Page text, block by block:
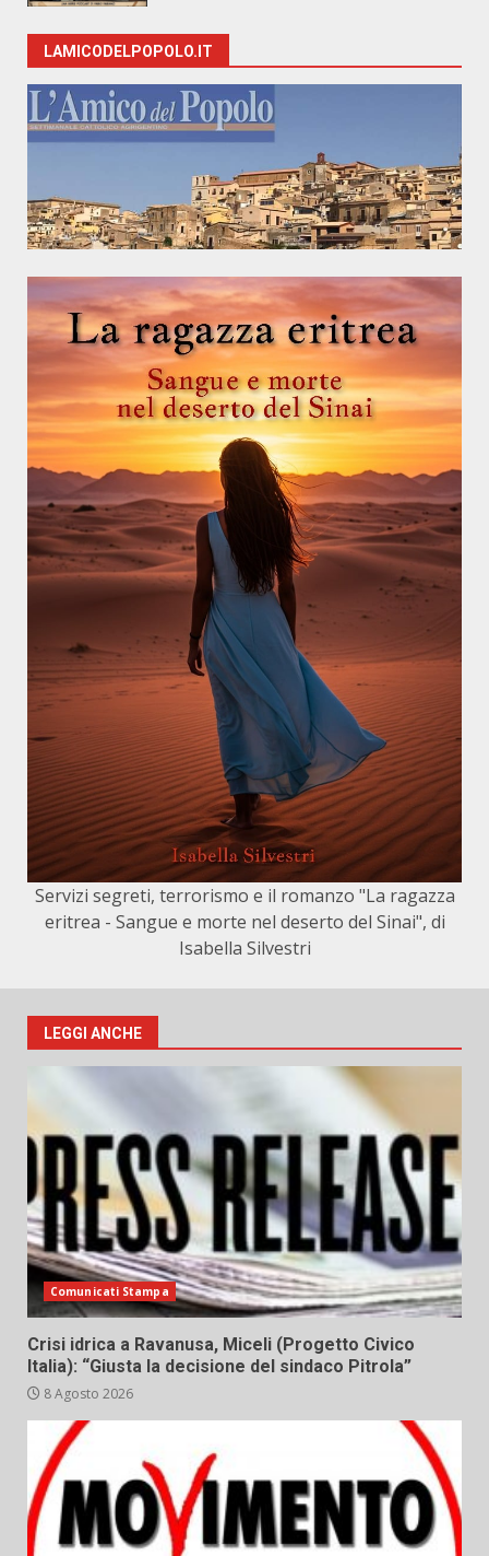
LAMICODELPOPOLO.IT
Servizi segreti, terrorismo e il romanzo "La ragazza
eritrea - Sangue e morte nel deserto del Sinai", di
Isabella Silvestri
LEGGI ANCHE
Comunicati Stampa
Crisi idrica a Ravanusa, Miceli (Progetto Civico
Italia): “Giusta la decisione del sindaco Pitrola”
8 Agosto 2026